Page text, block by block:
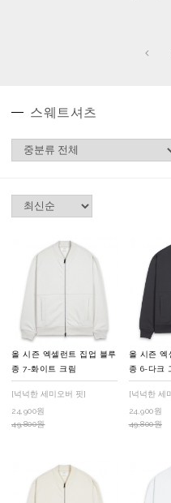
스웨트셔츠
올 시즌 엑셀런트 집업 블루
종 7-화이트 크림
[넉넉한 세미오버 핏]
24,900원
49,800원
올 시즌 엑
종 6-다크
[넉넉한 세
24,900원
49,800원